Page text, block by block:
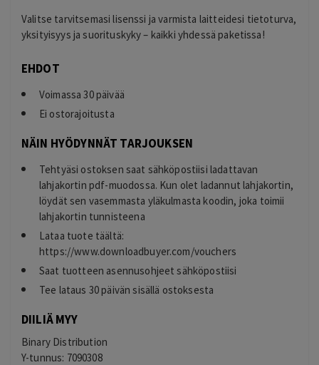
Valitse tarvitsemasi lisenssi ja varmista laitteidesi tietoturva,
yksityisyys ja suorituskyky – kaikki yhdessä paketissa!
EHDOT
Voimassa 30 päivää
Ei ostorajoitusta
NÄIN HYÖDYNNÄT TARJOUKSEN
Tehtyäsi ostoksen saat sähköpostiisi ladattavan
lahjakortin pdf-muodossa. Kun olet ladannut lahjakortin,
löydät sen vasemmasta yläkulmasta koodin, joka toimii
lahjakortin tunnisteena
Lataa tuote täältä:
https://www.downloadbuyer.com/vouchers
Saat tuotteen asennusohjeet sähköpostiisi
Tee lataus 30 päivän sisällä ostoksesta
DIILIÄ MYY
Binary Distribution
Y-tunnus: 7090308